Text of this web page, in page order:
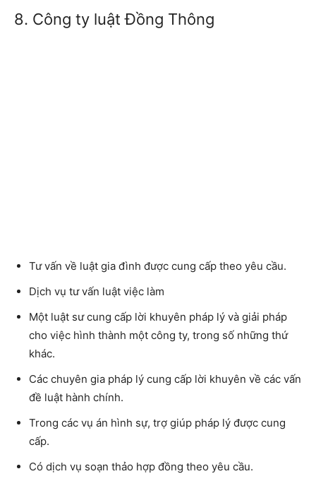
8. Công ty luật Đồng Thông
Tư vấn về luật gia đình được cung cấp theo yêu cầu.
Dịch vụ tư vấn luật việc làm
Một luật sư cung cấp lời khuyên pháp lý và giải pháp
cho việc hình thành một công ty, trong số những thứ
khác.
Các chuyên gia pháp lý cung cấp lời khuyên về các vấn
đề luật hành chính.
Trong các vụ án hình sự, trợ giúp pháp lý được cung
cấp.
Có dịch vụ soạn thảo hợp đồng theo yêu cầu.